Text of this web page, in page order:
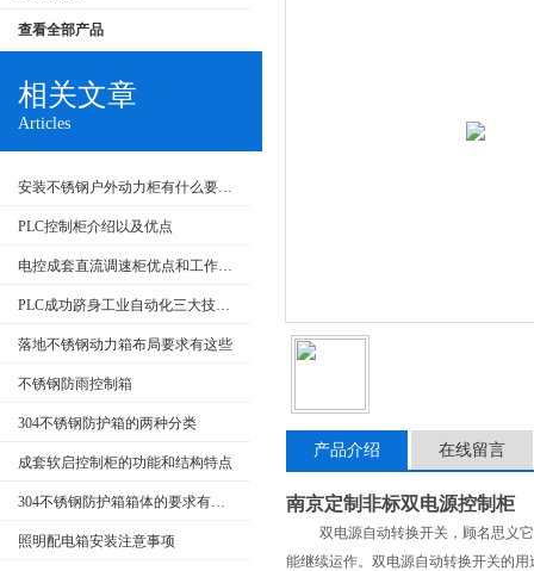
查看全部产品
相关文章
Articles
安装不锈钢户外动力柜有什么要求呢
PLC控制柜介绍以及优点
电控成套直流调速柜优点和工作原理
PLC成功跻身工业自动化三大技术支柱
落地不锈钢动力箱布局要求有这些
不锈钢防雨控制箱
304不锈钢防护箱的两种分类
成套软启控制柜的功能和结构特点
304不锈钢防护箱箱体的要求有哪些
照明配电箱安装注意事项
产品介绍 在线留言
南京定制非标双电源控制柜
双电源自动转换开关，顾名思义
能继续运作。双电源自动转换开关的